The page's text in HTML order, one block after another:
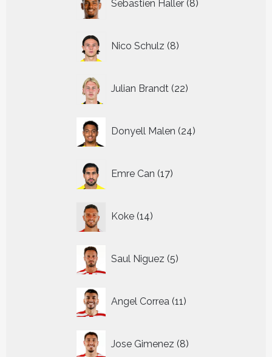
Sebastien Haller 8
producten
Nico Schulz 8
producten
Julian Brandt 22
producten
Donyell Malen 24
producten
Emre Can 17
producten
Koke 14
producten
Saul Niguez 5
producten
Angel Correa 11
producten
Jose Gimenez 8
producten